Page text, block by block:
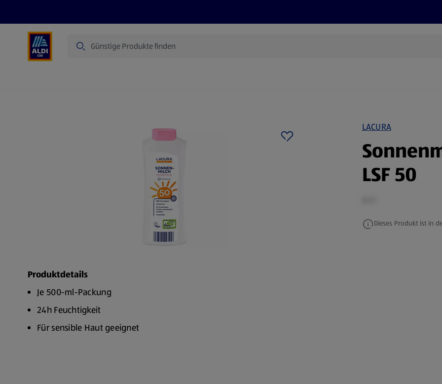
LACURA
LSF 50
Dieses Produkt ist in
Produktdetails
Je 500-ml-Packung
24h Feuchtigkeit
Für sensible Haut geeignet